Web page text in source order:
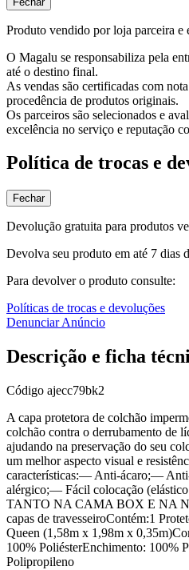
Produto vendido por loja parceira e
O Magalu se responsabiliza pela
até o destino final.
As vendas são certificadas com
procedência de produtos originais.
Os parceiros são selecionados e
excelência no serviço e reputação
Política de trocas e
Fechar
Devolução gratuita para produtos
Devolva seu produto em até 7 dias
Para devolver o produto consulte:
Políticas de trocas e devoluções
Denunciar Anúncio
Descrição e ficha
Código ajecc79bk2
A capa protetora de colchão
colchão contra o derrubamento de
ajudando na preservação do seu
um melhor aspecto visual e
características:— Anti-ácaro;—
alérgico;— Fácil colocação
TANTO NA CAMA BOX E NA
capas de travesseiroContém:1
Queen (1,58m x 1,98m x
100% PoliésterEnchimento: 100%
Polipropileno